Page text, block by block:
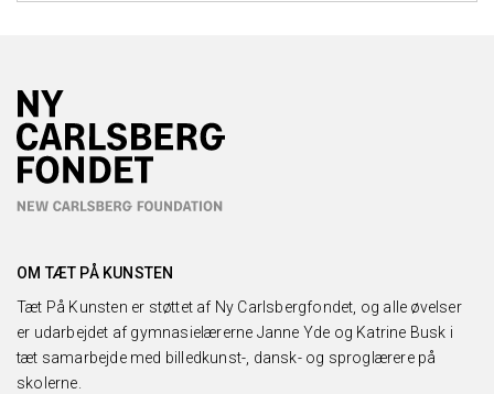
OM TÆT PÅ KUNSTEN
Tæt På Kunsten er støttet af Ny Carlsbergfondet, og alle øvelser
er udarbejdet af gymnasielærerne Janne Yde og Katrine Busk i
tæt samarbejde med billedkunst-, dansk- og sproglærere på
skolerne.